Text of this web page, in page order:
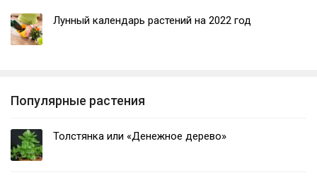
Лунный календарь растений на 2022 год
Популярные растения
Толстянка или «Денежное дерево»